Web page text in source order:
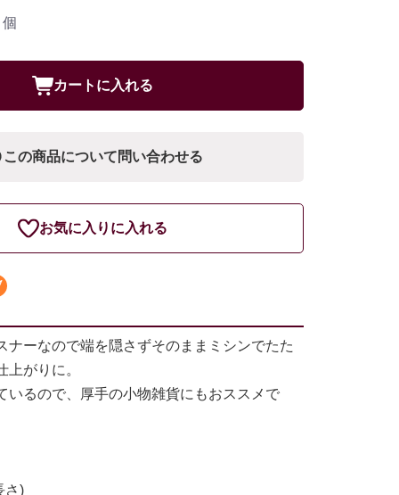
個
カートに入れる
この商品について問い合わせる
お気に入りに入れる
ナーなので端を隠さずそのままミシンでたた
上がりに。
いるので、厚手の小物雑貨にもおススメで
さ)